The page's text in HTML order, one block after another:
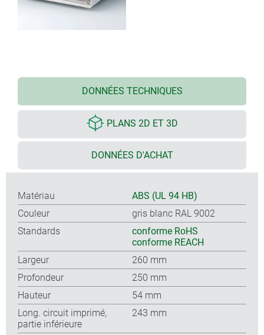
DONNÉES TECHNIQUES
PLANS 2D ET 3D
DONNÉES D'ACHAT
Matériau
ABS (UL 94 HB)
Couleur
gris blanc RAL 9002
Standards
conforme RoHS
conforme REACH
Largeur
260 mm
Profondeur
250 mm
Hauteur
54 mm
Long. circuit imprimé,
partie inférieure
243 mm